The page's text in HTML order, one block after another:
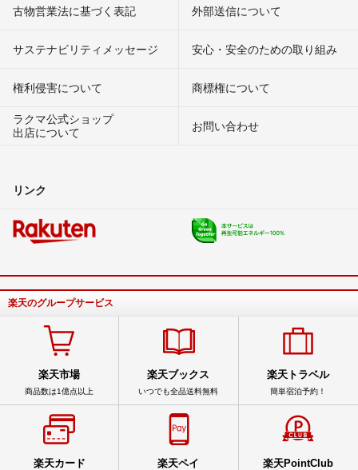
古物営業法に基づく表記 外部送信について
サステナビリティメッセージ 安心・安全のための取り組み
権利侵害について
商標権について
ラクマ公式ショップ
出店について
お問い合わせ
リンク
楽天のグループサービス
楽天市場
商品数は1億点以上
楽天ブックス
いつでも全品送料無料
楽天トラベル
簡単宿泊予約！
楽天カード 楽天ペイ 楽天PointClub